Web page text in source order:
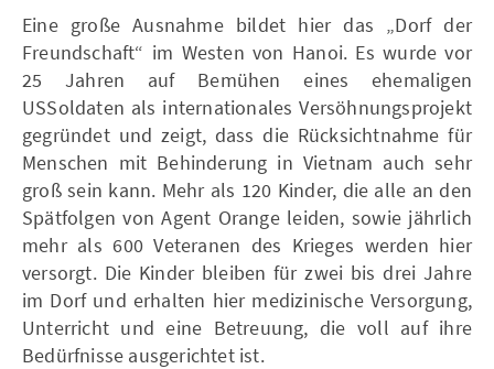
Eine große Ausnahme bildet hier das „Dorf der
Freundschaft“ im Westen von Hanoi. Es wurde vor
25 Jahren auf Bemühen eines ehemaligen
USSoldaten als internationales Versöhnungsprojekt
gegründet und zeigt, dass die Rücksichtnahme für
Menschen mit Behinderung in Vietnam auch sehr
groß sein kann. Mehr als 120 Kinder, die alle an den
Spätfolgen von Agent Orange leiden, sowie jährlich
mehr als 600 Veteranen des Krieges werden hier
versorgt. Die Kinder bleiben für zwei bis drei Jahre
im Dorf und erhalten hier medizinische Versorgung,
Unterricht und eine Betreuung, die voll auf ihre
Bedürfnisse ausgerichtet ist.